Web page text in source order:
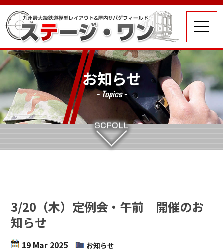
お知らせ
- Topics -
3/20（木）定例会・午前 開催のお
知らせ
19 Mar 2025 お知らせ